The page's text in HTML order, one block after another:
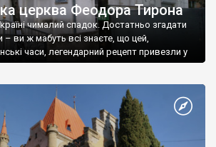
церква Феодора Тирона
чималий спадок. Достатньо згадати
– ви ж мабуть всі знаєте, що цей,
часи, легендарний рецепт привезли у